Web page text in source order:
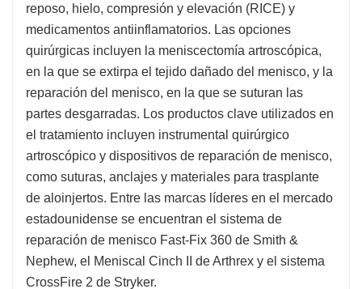
reposo, hielo, compresión y elevación (RICE) y
medicamentos antiinflamatorios. Las opciones
quirúrgicas incluyen la meniscectomía artroscópica,
en la que se extirpa el tejido dañado del menisco, y la
reparación del menisco, en la que se suturan las
partes desgarradas. Los productos clave utilizados en
el tratamiento incluyen instrumental quirúrgico
artroscópico y dispositivos de reparación de menisco,
como suturas, anclajes y materiales para trasplante
de aloinjertos. Entre las marcas líderes en el mercado
estadounidense se encuentran el sistema de
reparación de menisco Fast-Fix 360 de Smith &
Nephew, el Meniscal Cinch II de Arthrex y el sistema
CrossFire 2 de Stryker.